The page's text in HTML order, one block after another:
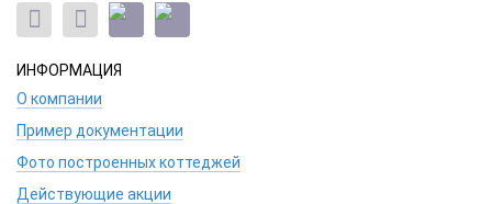
ИНФОРМАЦИЯ
О компании
Пример документации
Фото построенных коттеджей
Действующие акции